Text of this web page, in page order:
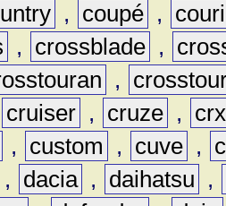
, coupé ,
, crossblade ,
,
cruiser , cruze ,
crx
, custom , cuve ,
, dacia , daihatsu
,